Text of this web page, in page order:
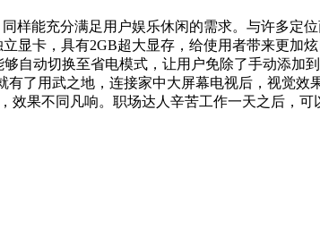
样能充分满足用户娱乐休闲的需求。与许多
立显卡，具有2GB超大显存，给使用者带来更
自动切换至省电模式，让用户免除了手动添加
了用武之地，连接家中大屏幕电视后，视觉效
效果不同凡响。职场达人辛苦工作一天之后，